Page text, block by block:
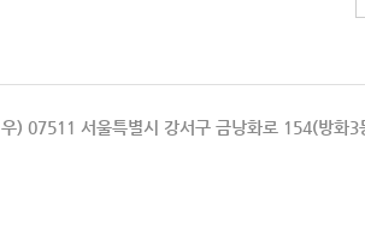
우) 07511 서울특별시 강서구 금낭화로 154(방화3